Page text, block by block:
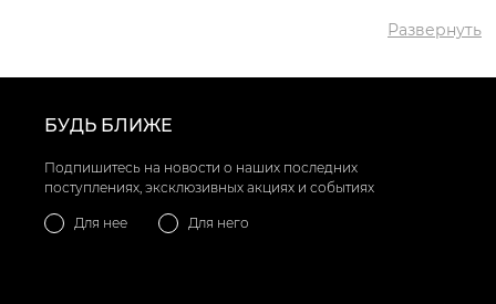
Развернуть
БУДЬ БЛИЖЕ
Подпишитесь на новости о наших последних
поступлениях, эксклюзивных акциях и событиях
Для нее Для него